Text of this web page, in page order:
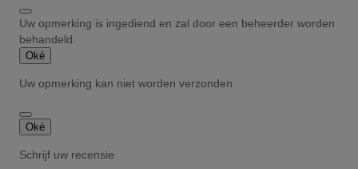
Uw opmerking is ingediend en zal door een beheerder worden
behandeld.
Oké
Uw opmerking kan niet worden verzonden
Oké
Schrijf uw recensie